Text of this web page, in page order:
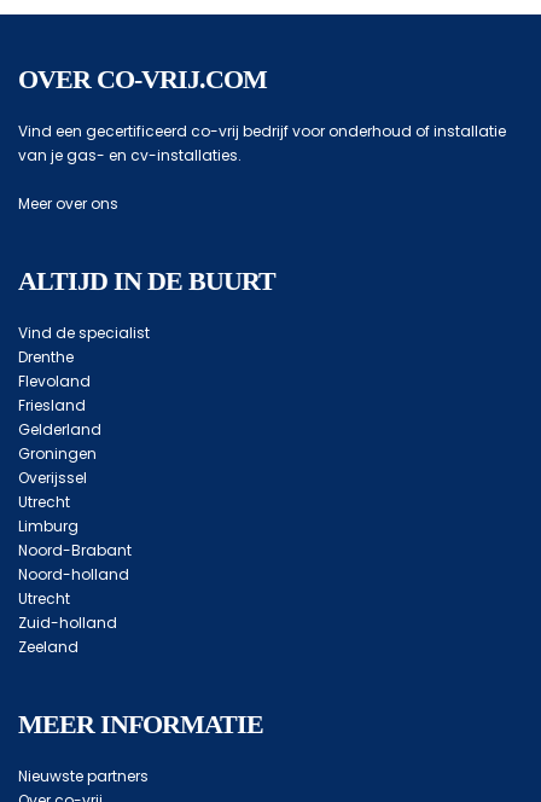
OVER CO-VRIJ.COM
Vind een gecertificeerd co-vrij bedrijf voor onderhoud of installatie
van je gas- en cv-installaties.
Meer over ons
ALTIJD IN DE BUURT
Vind de specialist
Drenthe
Flevoland
Friesland
Gelderland
Groningen
Overijssel
Utrecht
Limburg
Noord-Brabant
Noord-holland
Utrecht
Zuid-holland
Zeeland
MEER INFORMATIE
Nieuwste partners